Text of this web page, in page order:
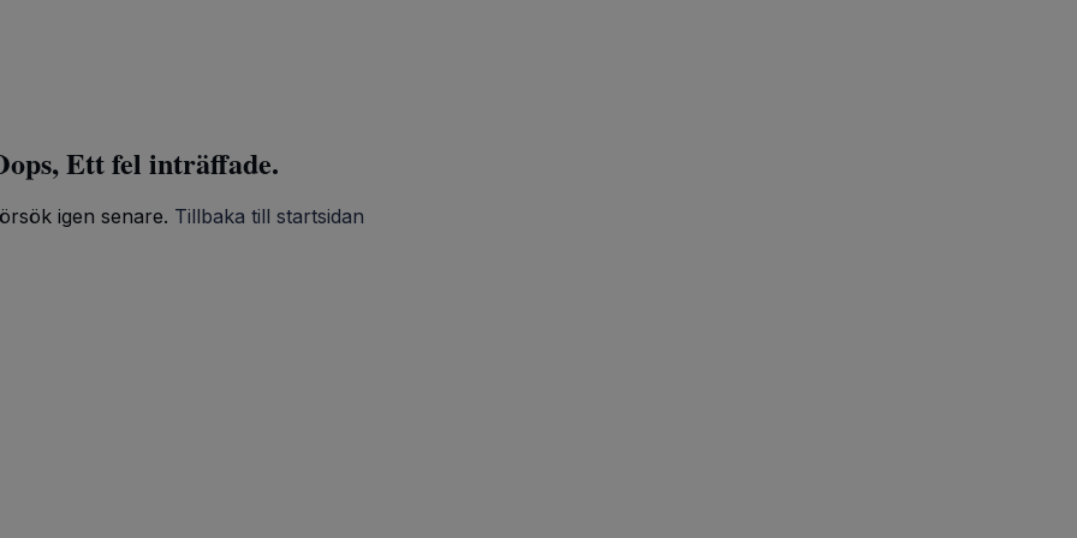
Ett fel inträffade.
igen senare. Tillbaka till startsidan